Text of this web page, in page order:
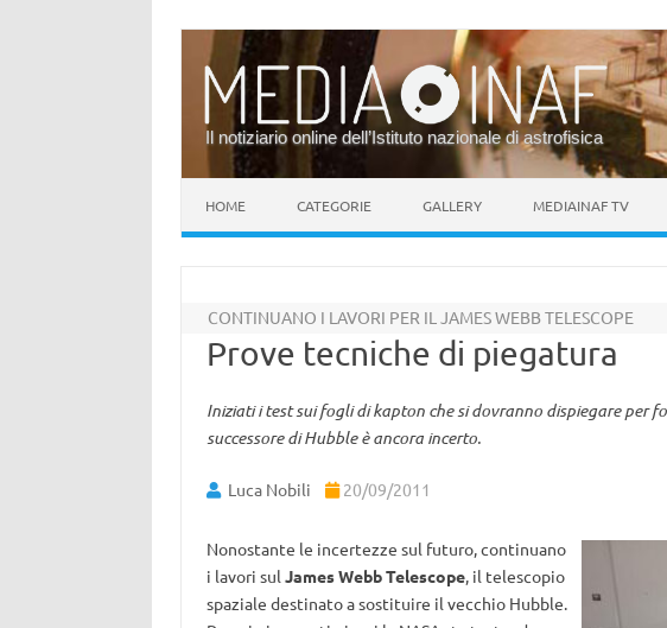
Il notiziario online dell’Istituto nazionale di astrofisica
HOME CATEGORIE GALLERY MEDIAINAF TV
CONTINUANO I LAVORI PER IL JAMES WEBB TELESCOPE
Prove tecniche di piegatura
Iniziati i test sui fogli di kapton che si dovranno dispiegare per
successore di Hubble è ancora incerto.
Luca Nobili 20/09/2011
Nonostante le incertezze sul futuro, continuano
i lavori sul James Webb Telescope, il telescopio
spaziale destinato a sostituire il vecchio Hubble.